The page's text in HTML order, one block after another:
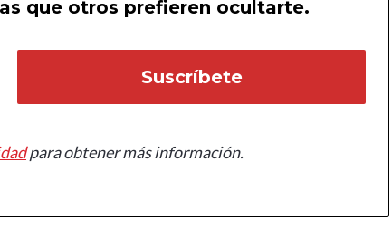
que otros prefieren ocultarte.
para obtener más información.